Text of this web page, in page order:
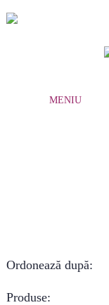
MENIU
Ordonează după:
Produse: